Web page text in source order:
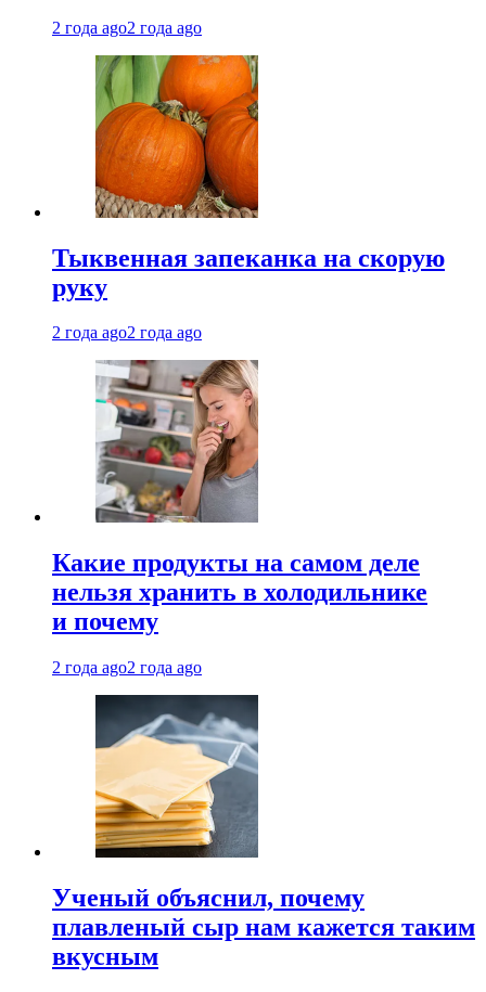
2 года ago2 года ago
Тыквенная запеканка на скорую
руку
2 года ago2 года ago
Какие продукты на самом деле
нельзя хранить в холодильнике
и почему
2 года ago2 года ago
Ученый объяснил, почему
плавленый сыр нам кажется таким
вкусным